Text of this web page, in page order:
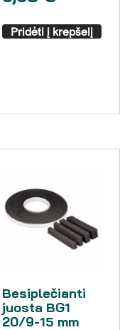
Pridėti į krepšelį
Besiplečianti
juosta BG1
20/9-15 mm